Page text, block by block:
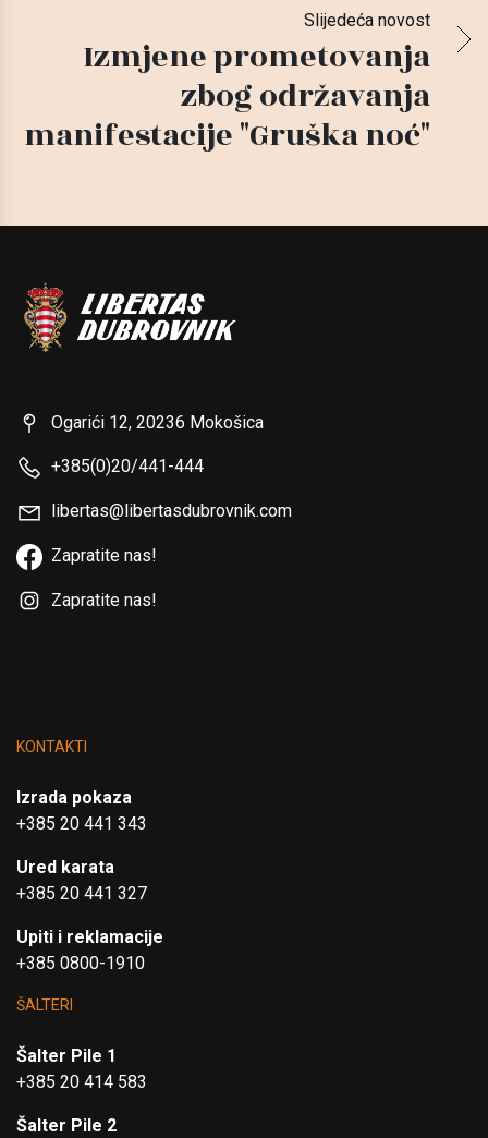
Slijedeća novost
Izmjene prometovanja
zbog održavanja
manifestacije "Gruška noć"
Ogarići 12, 20236 Mokošica
+385(0)20/441-444
libertas@libertasdubrovnik.com
Zapratite nas!
Zapratite nas!
KONTAKTI
Izrada pokaza
+385 20 441 343
Ured karata
+385 20 441 327
Upiti i reklamacije
+385 0800-1910
ŠALTERI
Šalter Pile 1
+385 20 414 583
Šalter Pile 2